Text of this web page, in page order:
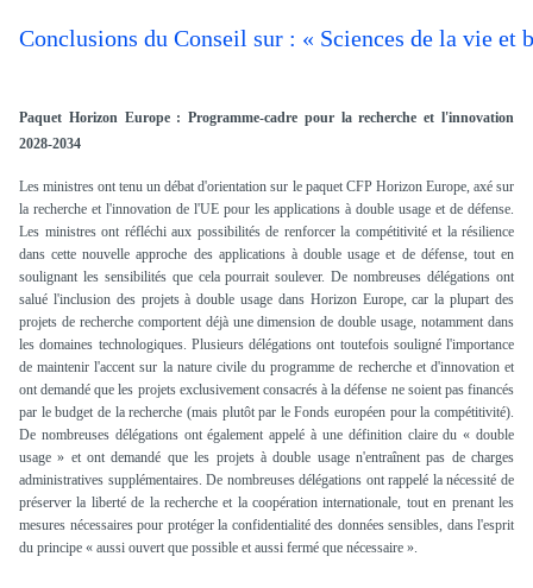
Conclusions du Conseil sur : « Sciences de la vie
Paquet Horizon Europe : Programme-cadre pour la recherche et l'innovation
2028-2034
Les ministres ont tenu un débat d'orientation sur le paquet CFP Horizon Europe, axé sur
la recherche et l'innovation de l'UE pour les applications à double usage et de défense.
Les ministres ont réfléchi aux possibilités de renforcer la compétitivité et la résilience
dans cette nouvelle approche des applications à double usage et de défense, tout en
soulignant les sensibilités que cela pourrait soulever. De nombreuses délégations ont
salué l'inclusion des projets à double usage dans Horizon Europe, car la plupart des
projets de recherche comportent déjà une dimension de double usage, notamment dans
les domaines technologiques. Plusieurs délégations ont toutefois souligné l'importance
de maintenir l'accent sur la nature civile du programme de recherche et d'innovation et
ont demandé que les projets exclusivement consacrés à la défense ne soient pas financés
par le budget de la recherche (mais plutôt par le Fonds européen pour la compétitivité).
De nombreuses délégations ont également appelé à une définition claire du « double
usage » et ont demandé que les projets à double usage n'entraînent pas de charges
administratives supplémentaires. De nombreuses délégations ont rappelé la nécessité de
préserver la liberté de la recherche et la coopération internationale, tout en prenant les
mesures nécessaires pour protéger la confidentialité des données sensibles, dans l'esprit
du principe « aussi ouvert que possible et aussi fermé que nécessaire ».